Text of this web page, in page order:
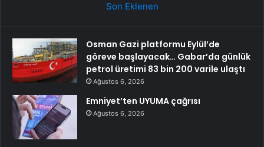
Son Eklenen
Osman Gazi platformu Eylül’de
göreve başlayacak… Gabar’da günlük
petrol üretimi 83 bin 200 varile ulaştı
Ağustos 6, 2026
Emniyet’ten UYUMA çağrısı
Ağustos 6, 2026